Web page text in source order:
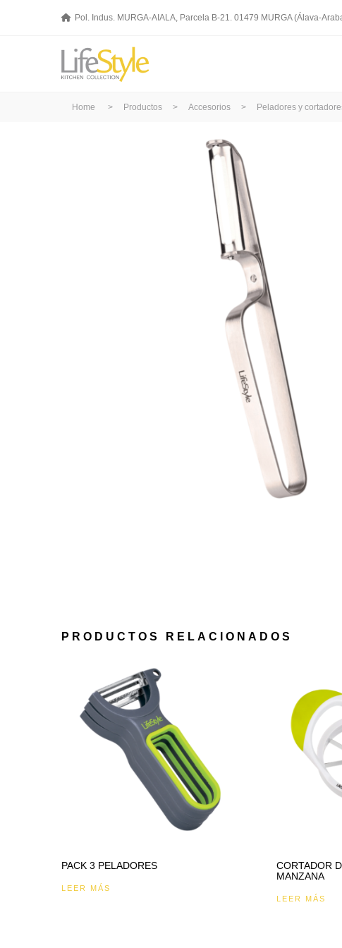
Pol. Indus. MURGA-AIALA, Parcela B-21. 01479 MURGA (Álava-
Home > Productos > Accesorios > Peladores y
PRODUCTOS RELACIONADOS
PACK 3 PELADORES
LEER MÁS
CORTADOR
MANZANA
LEER MÁS